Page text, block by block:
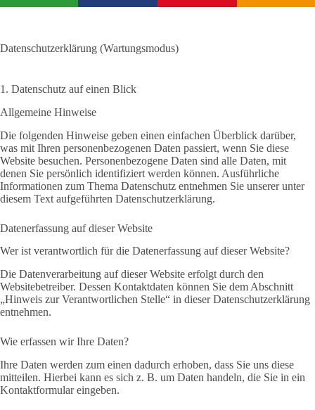
Zum
Datenschutzerklärung (Wartungsmodus)
1. Datenschutz auf einen Blick
Allgemeine Hinweise
Die folgenden Hinweise geben einen einfachen Überblick darüber,
was mit Ihren personenbezogenen Daten passiert, wenn Sie diese
Website besuchen. Personenbezogene Daten sind alle Daten, mit
denen Sie persönlich identifiziert werden können. Ausführliche
Informationen zum Thema Datenschutz entnehmen Sie unserer unter
diesem Text aufgeführten Datenschutzerklärung.
Datenerfassung auf dieser Website
Wer ist verantwortlich für die Datenerfassung auf dieser Website?
Die Datenverarbeitung auf dieser Website erfolgt durch den
Websitebetreiber. Dessen Kontaktdaten können Sie dem Abschnitt
„Hinweis zur Verantwortlichen Stelle“ in dieser Datenschutzerklärung
entnehmen.
Wie erfassen wir Ihre Daten?
Ihre Daten werden zum einen dadurch erhoben, dass Sie uns diese
mitteilen. Hierbei kann es sich z. B. um Daten handeln, die Sie in ein
Kontaktformular eingeben.